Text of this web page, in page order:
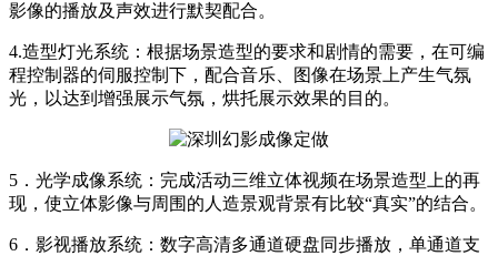
影像的播放及声效进行默契配合。
4.造型灯光系统：根据场景造型的要求和剧情的需要，在可编
程控制器的伺服控制下，配合音乐、图像在场景上产生气氛
光，以达到增强展示气氛，烘托展示效果的目的。
5．光学成像系统：完成活动三维立体视频在场景造型上的再
现，使立体影像与周围的人造景观背景有比较“真实”的结合。
6．影视播放系统：数字高清多通道硬盘同步播放，单通道支